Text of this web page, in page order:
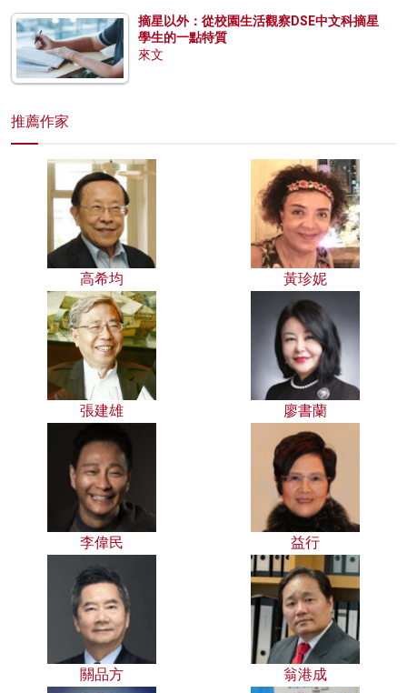
摘星以外：從校園生活觀察DSE中文科摘星
學生的一點特質
來文
推薦作家
高希均 黃珍妮
張建雄 廖書蘭
李偉民 益行
關品方 翁港成